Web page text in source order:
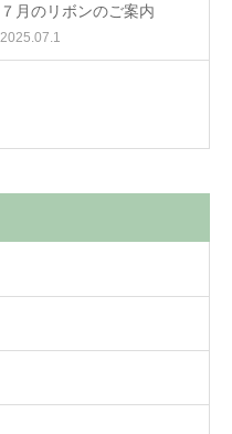
７月のリボンのご案内
2025.07.1